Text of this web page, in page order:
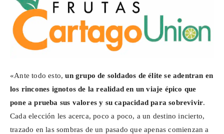
«Ante todo esto,un grupo de soldados de élite se adentran en
los rincones ignotos de la realidad en un viaje épico que
pone a prueba sus valores y su capacidad para sobrevivir.
Cada elección les acerca, poco a poco, a un destino incierto,
trazado en las sombras de un pasado que apenas comienzan a